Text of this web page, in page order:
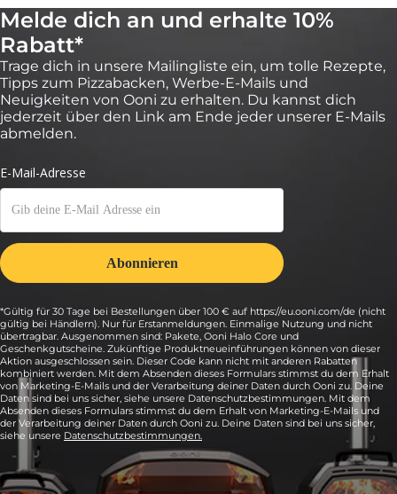
Melde dich an und erhalte 10%
Rabatt*
Trage dich in unsere Mailingliste ein, um tolle Rezepte,
Tipps zum Pizzabacken, Werbe-E-Mails und
Neuigkeiten von Ooni zu erhalten. Du kannst dich
jederzeit über den Link am Ende jeder unserer E-Mails
abmelden.
*Gültig für 30 Tage bei Bestellungen über 100 € auf https://eu.ooni.com/de (nicht
gültig bei Händlern). Nur für Erstanmeldungen. Einmalige Nutzung und nicht
übertragbar. Ausgenommen sind: Pakete, Ooni Halo Core und
Geschenkgutscheine. Zukünftige Produktneueinführungen können von dieser
Aktion ausgeschlossen sein. Dieser Code kann nicht mit anderen Rabatten
kombiniert werden. Mit dem Absenden dieses Formulars stimmst du dem Erhalt
von Marketing-E-Mails und der Verarbeitung deiner Daten durch Ooni zu. Deine
Daten sind bei uns sicher, siehe unsere Datenschutzbestimmungen. Mit dem
Absenden dieses Formulars stimmst du dem Erhalt von Marketing-E-Mails und
der Verarbeitung deiner Daten durch Ooni zu. Deine Daten sind bei uns sicher,
siehe unsere Datenschutzbestimmungen.